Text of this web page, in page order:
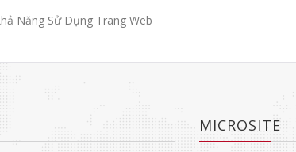
Năng Sử Dụng Trang Web
MICROSITE